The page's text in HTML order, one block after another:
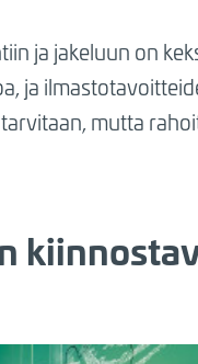
ja jakeluun on
ja
mutta